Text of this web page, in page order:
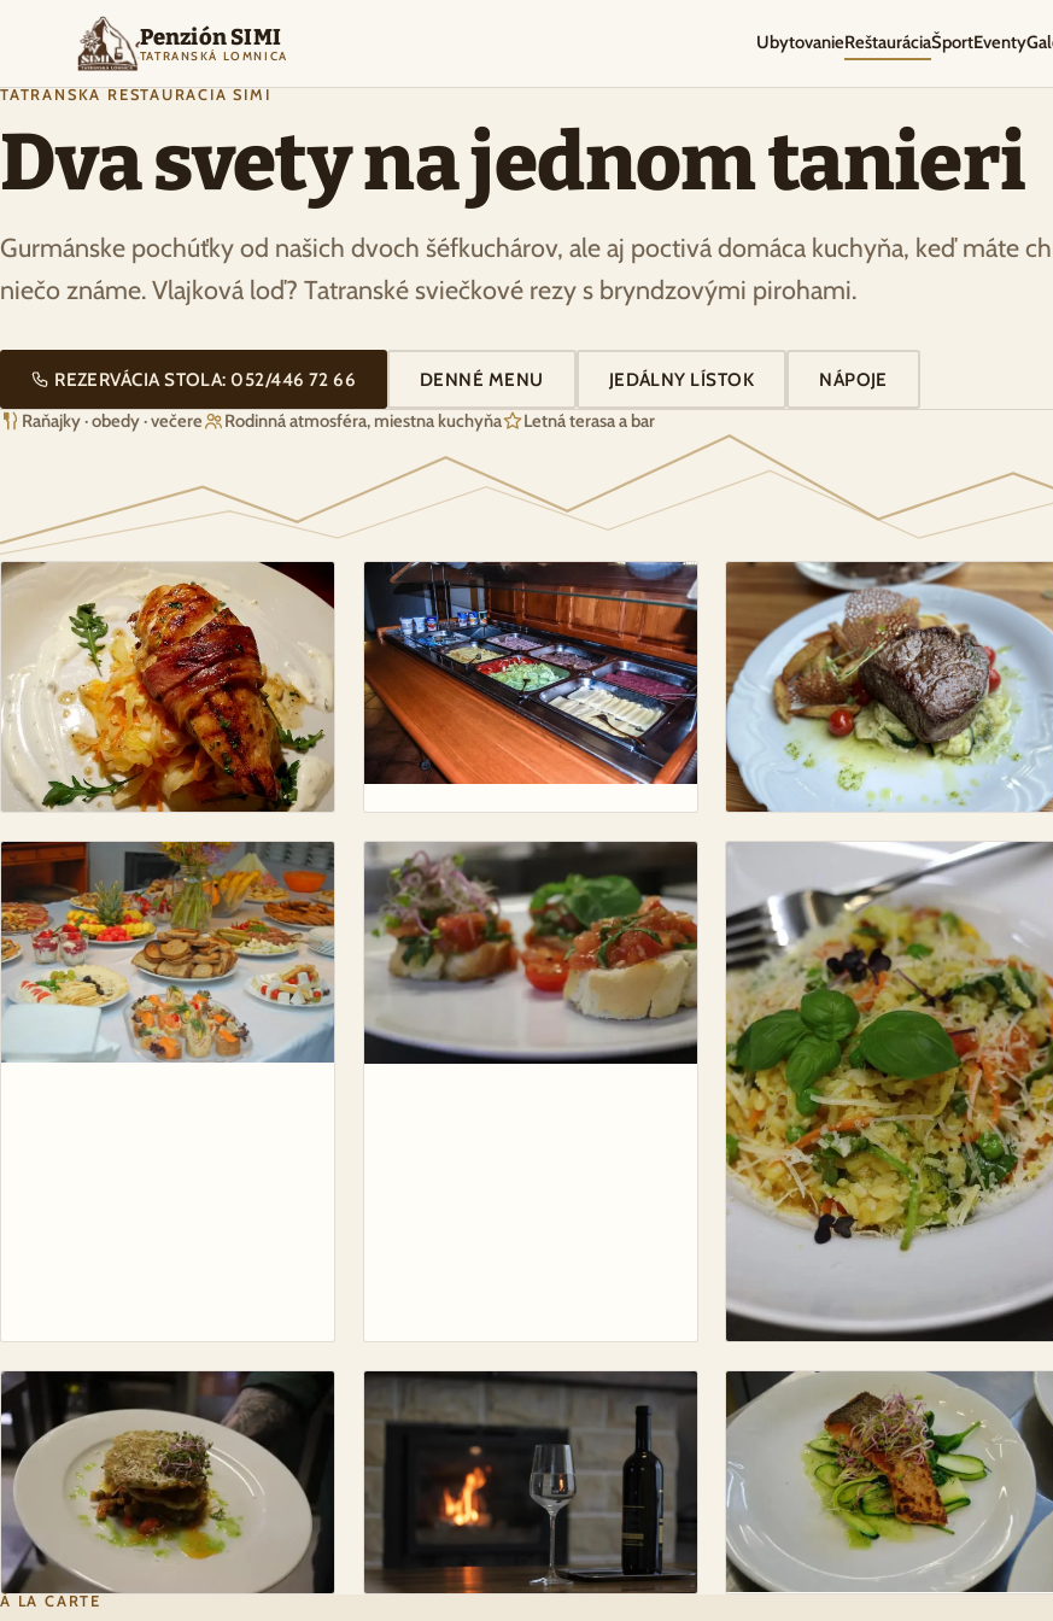
Penzión SIMI
TATRANSKÁ LOMNICA
UbytovanieReštauráciaŠportEventy
TATRANSKÁ REŠTAURÁCIA SIMI
Dva svety na jednom tanieri
Gurmánske pochúťky od našich dvoch šéfkuchárov, ale aj poctivá domáca kuchyňa, keď máte
niečo známe. Vlajková loď? Tatranské sviečkové rezy s bryndzovými pirohami.
REZERVÁCIA STOLA: 052/446 72 66 DENNÉ MENU JEDÁLNY LÍSTOK NÁPOJE
Raňajky · obedy · večere Rodinná atmosféra, miestna kuchyňa Letná terasa a bar
À LA CARTE